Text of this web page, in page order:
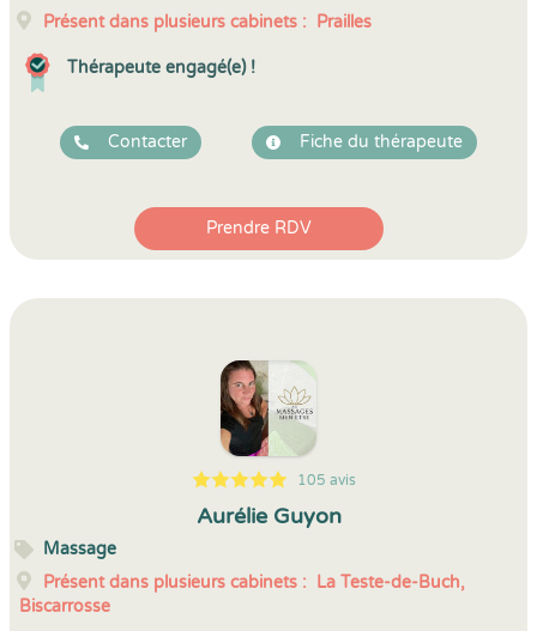
Présent dans plusieurs cabinets : Prailles
Thérapeute engagé(e) !
Contacter Fiche du thérapeute
Prendre RDV
5
1
5
105 105 avis
Aurélie Guyon
Massage
Présent dans plusieurs cabinets : La Teste-de-Buch,
Biscarrosse